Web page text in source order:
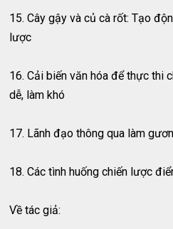
15. Cây gậy và củ cà rốt: Tạo
lược
16. Cải biến văn hóa để thực thi
dễ, làm khó
17. Lãnh đạo thông qua làm
18. Các tình huống chiến lược
Về tác giả: